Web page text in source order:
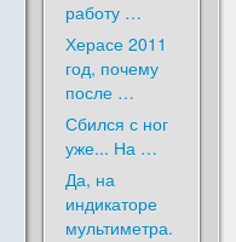
работу …
Херасе 2011
год, почему
после …
Сбился с ног
уже... На …
Да, на
индикаторе
мультиметра.